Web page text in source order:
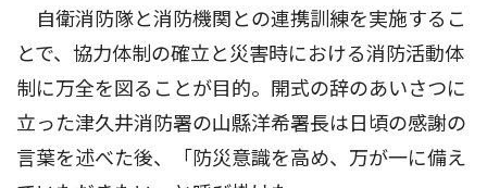
自衛消防隊と消防機関との連携訓練を実施するこ
とで、協力体制の確立と災害時における消防活動体
制に万全を図ることが目的。開式の辞のあいさつに
立った津久井消防署の山縣洋希署長は日頃の感謝の
言葉を述べた後、「防災意識を高め、万が一に備え